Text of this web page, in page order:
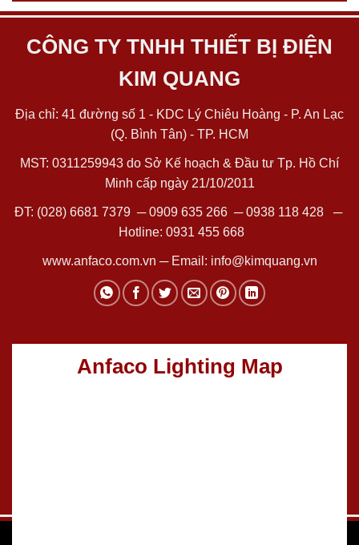
CÔNG TY TNHH THIẾT BỊ ĐIỆN
KIM QUANG
Địa chỉ: 41 đường số 1 - KDC Lý Chiêu Hoàng - P. An Lạc
(Q. Bình Tân) - TP. HCM
MST: 0311259943 do Sở Kế hoạch & Đầu tư Tp. Hồ Chí
Minh cấp ngày 21/10/2011
ĐT: (028) 6681 7379 ─0909 635 266─0938 118 428─
Hotline: 0931 455 668
www.anfaco.com.vn ─ Email: info@kimquang.vn
Anfaco Lighting Map